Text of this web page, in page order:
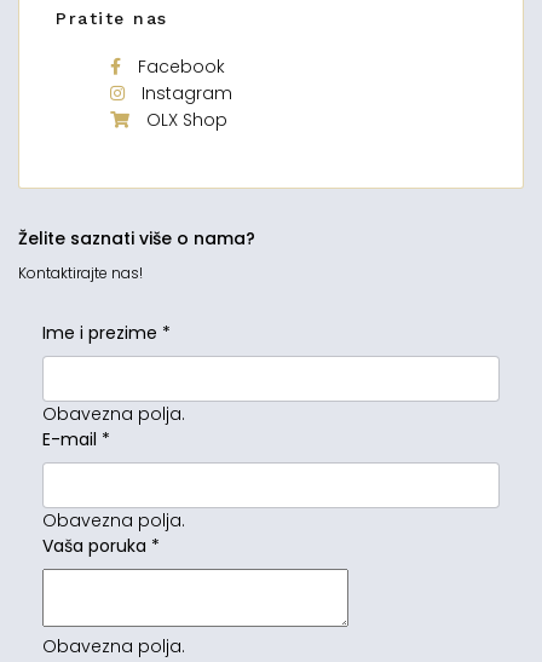
Pratite nas
Facebook
Instagram
OLX Shop
Želite saznati više o nama?
Kontaktirajte nas!
Ime i prezime *
Obavezna polja.
E-mail *
Obavezna polja.
Vaša poruka *
Obavezna polja.